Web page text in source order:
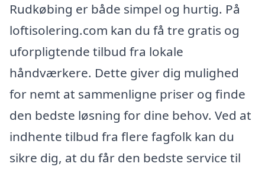
Rudkøbing er både simpel og hurtig. På
loftisolering.com kan du få tre gratis og
uforpligtende tilbud fra lokale
håndværkere. Dette giver dig mulighed
for nemt at sammenligne priser og finde
den bedste løsning for dine behov. Ved at
indhente tilbud fra flere fagfolk kan du
sikre dig, at du får den bedste service til